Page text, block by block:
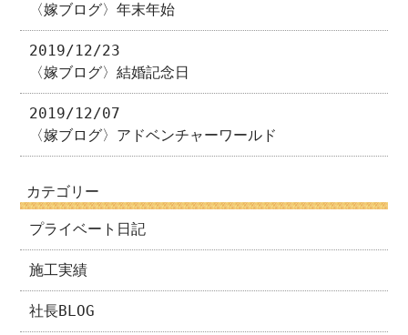
〈嫁ブログ〉年末年始
2019/12/23
〈嫁ブログ〉結婚記念日
2019/12/07
〈嫁ブログ〉アドベンチャーワールド
カテゴリー
プライベート日記
施工実績
社長BLOG